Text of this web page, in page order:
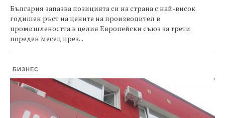
България запазва позицията си на страна с най-висок
годишен ръст на цените на производител в
промишлеността в целия Европейски съюз за трети
пореден месец през...
БИЗНЕС